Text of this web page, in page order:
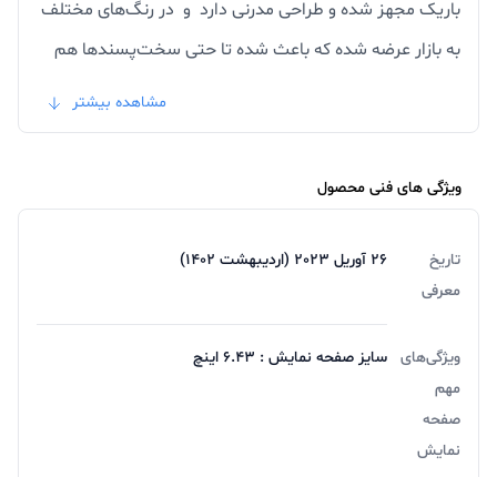
باریک مجهز شده و طراحی مدرنی دارد و در رنگ‌های مختلف
به بازار عرضه شده که باعث شده تا حتی سخت‌پسندها هم
برای خرید آن وسوسه شوند. علاوه بر این، رقابتی بودن قیمت
گوشی شیائومی نوت 12s در کنار ویژگی‌های فنی خوبی که ارائه
کرده است. برایخرید گوشی شیائومیبا بهترین قیمت بازار
فروشگاه آریا را به دوستان خودمعرفی کنید.
مشاهده بیشتر
ویژگی های فنی محصول
تاریخ
معرفی
26 آوریل 2023 (اردیبهشت 1402)
ویژگی‌های
مهم
صفحه
نمایش
سایز صفحه نمایش : 6.43 اینچ